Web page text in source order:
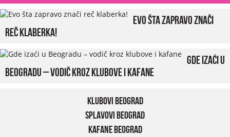
Evo šta zapravo znači
reč klaberka!
Gde izaći u
Beogradu – vodič kroz klubove i kafane
Klubovi Beograd
Splavovi Beograd
Kafane Beograd